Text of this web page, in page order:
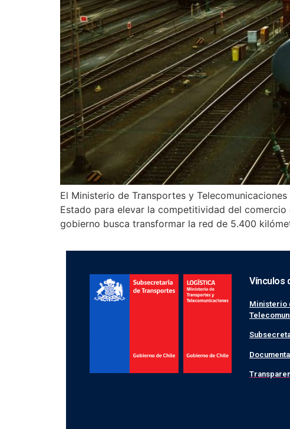
El Ministerio de Transportes y
Estado para elevar la competitividad del
gobierno busca transformar la red de 5.400
Vínculos
Ministerio